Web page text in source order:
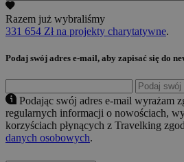
Razem już wybraliśmy
331 654 Zł na projekty charytatywne.
Podaj swój adres e-mail, aby zapisać się do
Podając swój adres e-mail wyrażam
regularnych informacji o nowościach,
korzyściach płynących z Travelking
danych osobowych.